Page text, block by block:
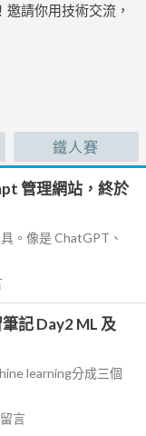
請你用技術交流，
鐵人賽
管理網站，終於
。像是 ChatGPT、
記 Day2 ML 及
learning分成三個
言